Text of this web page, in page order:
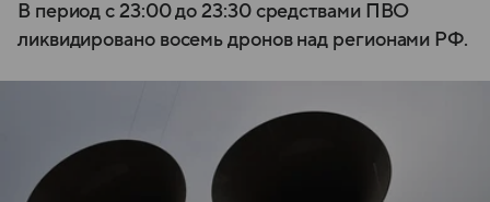
В период с 23:00 до 23:30 средствами ПВО
ликвидировано восемь дронов над регионами РФ.